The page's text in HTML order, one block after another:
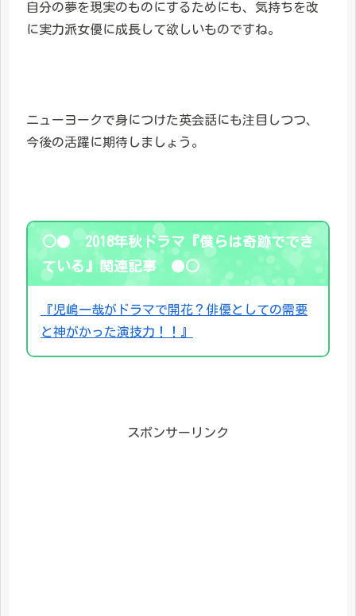
自分の夢を現実のものにするためにも、気持ちを改
に実力派女優に成長して欲しいものですね。
ニューヨークで身につけた英会話にも注目しつつ、
今後の活躍に期待しましょう。
○● 2018年秋ドラマ『僕らは奇跡ででき
ている』関連記事 ●○
『児嶋一哉がドラマで開花？俳優としての需要
と神がかった演技力！！』
スポンサーリンク